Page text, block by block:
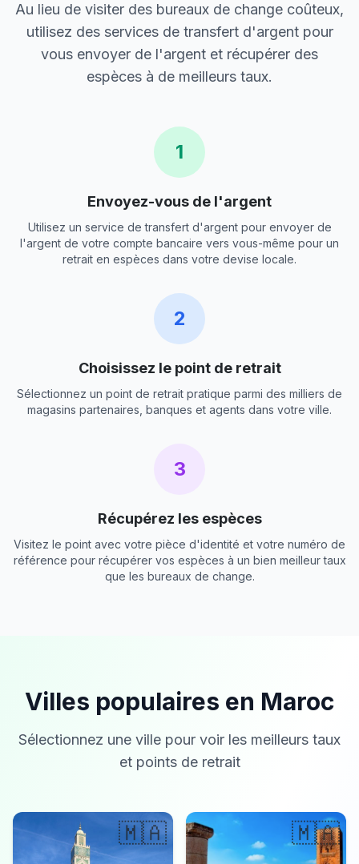
Au lieu de visiter des bureaux de change coûteux,
utilisez des services de transfert d'argent pour
vous envoyer de l'argent et récupérer des
espèces à de meilleurs taux.
1
Envoyez-vous de l'argent
Utilisez un service de transfert d'argent pour envoyer de
l'argent de votre compte bancaire vers vous-même pour un
retrait en espèces dans votre devise locale.
2
Choisissez le point de retrait
Sélectionnez un point de retrait pratique parmi des milliers de
magasins partenaires, banques et agents dans votre ville.
3
Récupérez les espèces
Visitez le point avec votre pièce d'identité et votre numéro de
référence pour récupérer vos espèces à un bien meilleur taux
que les bureaux de change.
Villes populaires en Maroc
Sélectionnez une ville pour voir les meilleurs taux
et points de retrait
🇲🇦 🇲🇦